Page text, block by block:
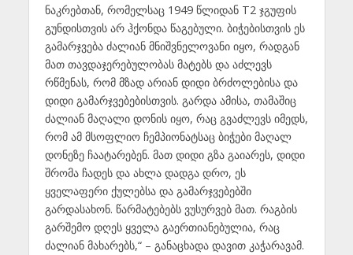
ნაკრებთან, რომელსაც 1949 წლიდან T2 ჯგუფის
გუნდისთვის არ ჰქონდა წაგებული. ბიჭებისთვის ეს
გამარჯვება ძალიან მნიშვნელოვანი იყო, რადგან
მათ თავდაჯერებულობას მატებს და აძლევს
რწმენას, რომ მზად არიან დიდი ბრძოლებისა და
დიდი გამარჯვებებისთვის. გარდა ამისა, თამაშიც
ძალიან მაღალი დონის იყო, რაც გვაძლევს იმედს,
რომ ამ მსოფლიო ჩემპიონატსაც ბიჭები მაღალ
დონეზე ჩაატარებენ. მათ დიდი გზა გაიარეს, დიდი
შრომა ჩადეს და ახლა დადგა დრო, ეს
ყველაფერი ქულებსა და გამარჯვებებში
გარდასახონ. წარმატებებს ვუსურვებ მათ. რაგბის
გარშემო დღეს ყველა გაერთიანებულია, რაც
ძალიან მახარებს,“ – განაცხადა დავით კაჭარავამ.